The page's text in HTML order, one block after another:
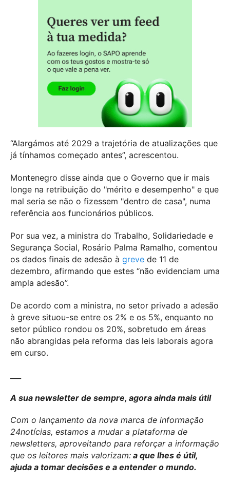
“Alargámos até 2029 a trajetória de atualizações que
já tínhamos começado antes”, acrescentou.
Montenegro disse ainda que o Governo que ir mais
longe na retribuição do "mérito e desempenho" e que
mal seria se não o fizessem "dentro de casa", numa
referência aos funcionários públicos.
Por sua vez, a ministra do Trabalho, Solidariedade e
Segurança Social, Rosário Palma Ramalho, comentou
os dados finais de adesão à greve de 11 de
dezembro, afirmando que estes “não evidenciam uma
ampla adesão”.
De acordo com a ministra, no setor privado a adesão
à greve situou-se entre os 2% e os 5%, enquanto no
setor público rondou os 20%, sobretudo em áreas
não abrangidas pela reforma das leis laborais agora
em curso.
A sua newsletter de sempre, agora ainda mais útil
Com o lançamento da nova marca de informação
24notícias, estamos a mudar a plataforma de
newsletters, aproveitando para reforçar a informação
que os leitores mais valorizam: a que lhes é útil,
ajuda a tomar decisões e a entender o mundo.